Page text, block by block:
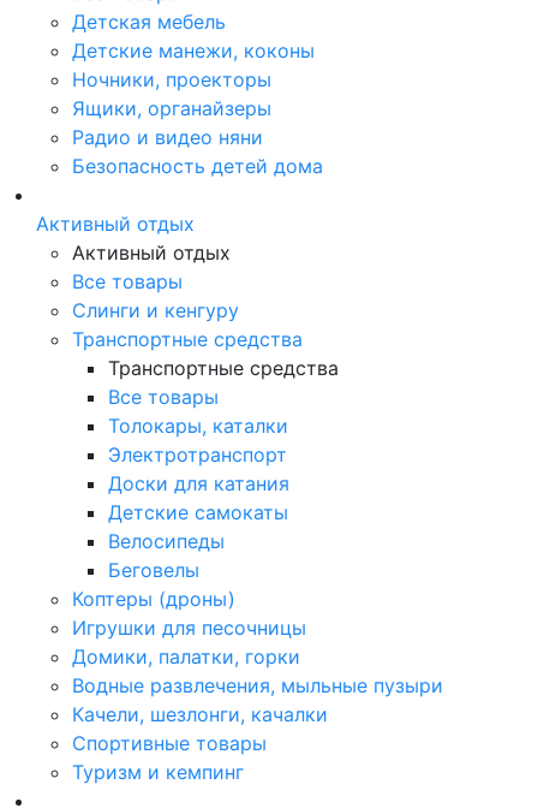
Детская мебель
Детские манежи, коконы
Ночники, проекторы
Ящики, органайзеры
Радио и видео няни
Безопасность детей дома
Активный отдых
Активный отдых
Все товары
Слинги и кенгуру
Транспортные средства
Транспортные средства
Все товары
Толокары, каталки
Электротранспорт
Доски для катания
Детские самокаты
Велосипеды
Беговелы
Коптеры (дроны)
Игрушки для песочницы
Домики, палатки, горки
Водные развлечения, мыльные пузыри
Качели, шезлонги, качалки
Спортивные товары
Туризм и кемпинг